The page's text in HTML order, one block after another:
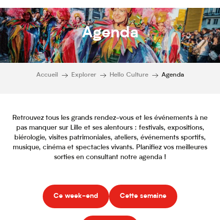
Agenda
Accueil Explorer Hello Culture Agenda
Retrouvez tous les grands rendez-vous et les événements à ne
pas manquer sur Lille et ses alentours : festivals, expositions,
biérologie, visites patrimoniales, ateliers, événements sportifs,
musique, cinéma et spectacles vivants. Planifiez vos meilleures
sorties en consultant notre agenda !
Ce week-end Cette semaine